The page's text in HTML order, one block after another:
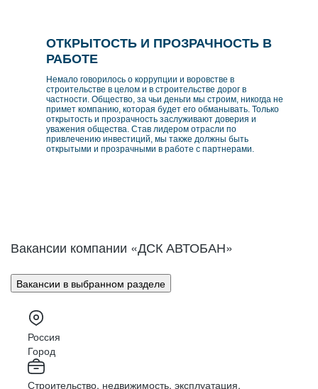
ОТКРЫТОСТЬ И ПРОЗРАЧНОСТЬ В
РАБОТЕ
Немало говорилось о коррупции и воровстве в
строительстве в целом и в строительстве дорог в
частности. Общество, за чьи деньги мы строим, никогда не
примет компанию, которая будет его обманывать. Только
открытость и прозрачность заслуживают доверия и
уважения общества. Став лидером отрасли по
привлечению инвестиций, мы также должны быть
открытыми и прозрачными в работе с партнерами.
Вакансии компании «ДСК АВТОБАН»
Вакансии в выбранном разделе
Россия
Город
Строительство, недвижимость, эксплуатация,